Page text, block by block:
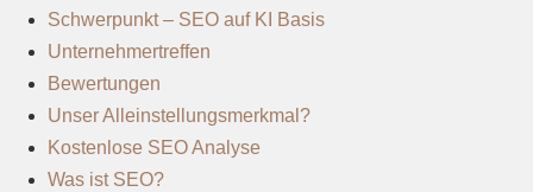
Schwerpunkt – SEO auf KI Basis
Unternehmertreffen
Bewertungen
Unser Alleinstellungsmerkmal?
Kostenlose SEO Analyse
Was ist SEO?